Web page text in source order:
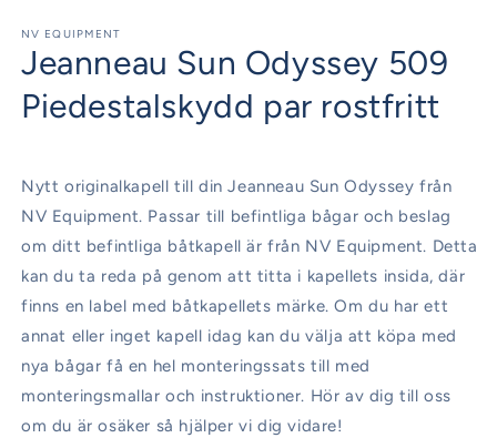
1
modalfönster
NV EQUIPMENT
Jeanneau Sun Odyssey 509
Piedestalskydd par rostfritt
Nytt originalkapell till din Jeanneau Sun Odyssey från
NV Equipment. Passar till befintliga bågar och beslag
om ditt befintliga båtkapell är från NV Equipment. Detta
kan du ta reda på genom att titta i kapellets insida, där
finns en label med båtkapellets märke. Om du har ett
annat eller inget kapell idag kan du välja att köpa med
nya bågar få en hel monteringssats till med
monteringsmallar och instruktioner. Hör av dig till oss
om du är osäker så hjälper vi dig vidare!